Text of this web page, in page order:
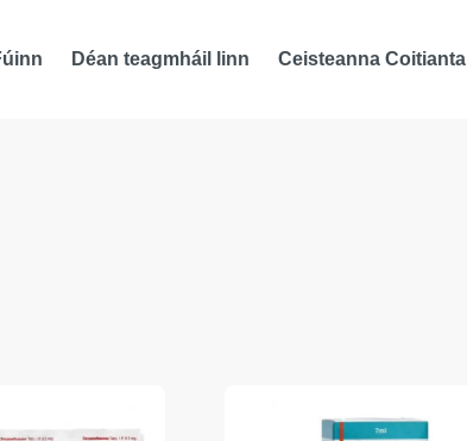
Déan teagmháil linn Ceisteanna Coitianta